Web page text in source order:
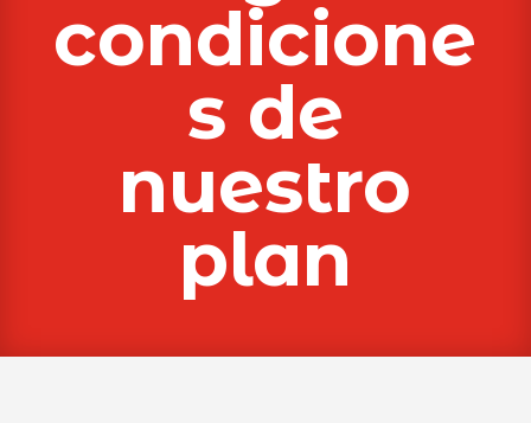
condicione
s de
nuestro
plan